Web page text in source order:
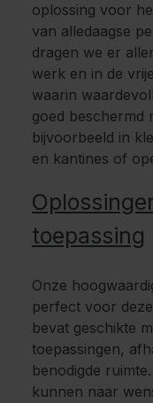
oplossing voor
van alledaagse
dragen we er
werk en in de
waarin
goed beschermd
bijvoorbeeld in
en kantines of
toepassing
Onze
perfect voor
bevat geschikte
toepassingen,
benodigde
kunnen naar